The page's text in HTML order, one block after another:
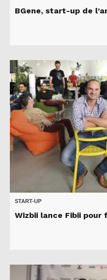
BGene, start-up de
START-UP
Wizbii lance Fibii